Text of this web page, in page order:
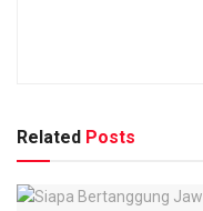
Related Posts